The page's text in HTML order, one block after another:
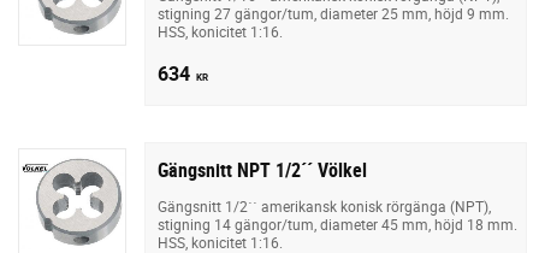
stigning 27 gängor/tum, diameter 25 mm, höjd 9 mm.
HSS, konicitet 1:16.
634 KR
Gängsnitt NPT 1/2´´ Völkel
Gängsnitt 1/2´´ amerikansk konisk rörgänga (NPT),
stigning 14 gängor/tum, diameter 45 mm, höjd 18 mm.
HSS, konicitet 1:16.